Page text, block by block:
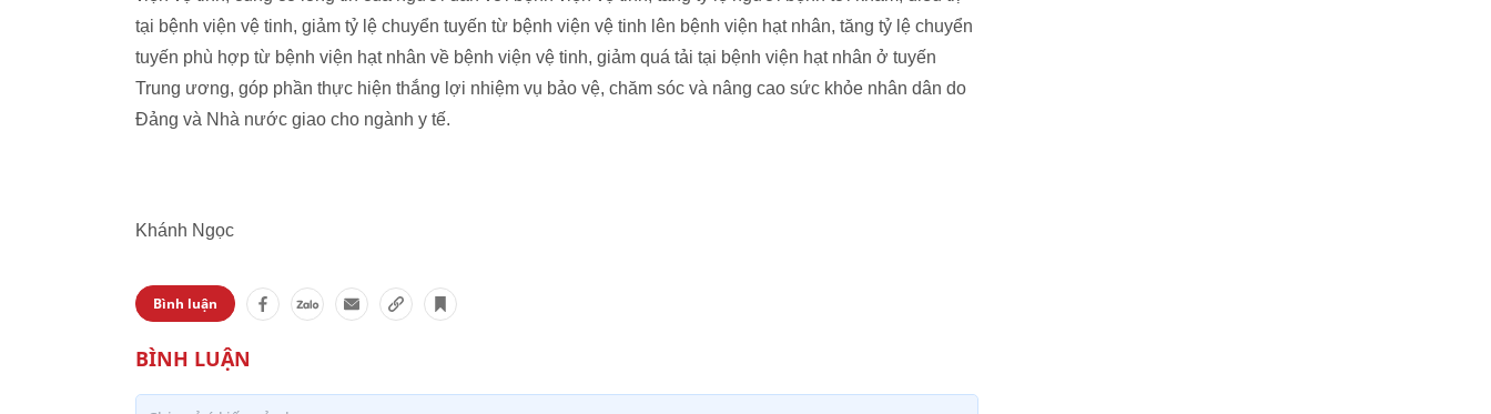
tại bệnh viện vệ tinh, giảm tỷ lệ chuyển tuyến từ bệnh viện vệ tinh lên bệnh viện hạt nhân, tăng tỷ lệ chuyển
tuyến phù hợp từ bệnh viện hạt nhân về bệnh viện vệ tinh, giảm quá tải tại bệnh viện hạt nhân ở tuyến
Trung ương, góp phần thực hiện thắng lợi nhiệm vụ bảo vệ, chăm sóc và nâng cao sức khỏe nhân dân do
Đảng và Nhà nước giao cho ngành y tế.
Khánh Ngọc
Bình luận